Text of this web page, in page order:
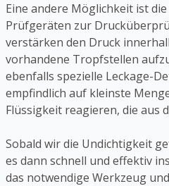
Eine andere Möglichkeit ist
Prüfgeräten zur
verstärken den Druck
vorhandene Tropfstellen
ebenfalls spezielle Leckage-
empfindlich auf kleinste
Flüssigkeit reagieren, die aus
Sobald wir die Undichtigkeit
es dann schnell und effektiv
das notwendige Werkzeug